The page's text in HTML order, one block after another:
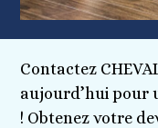
Contactez
aujourd’hui pour
! Obtenez votre